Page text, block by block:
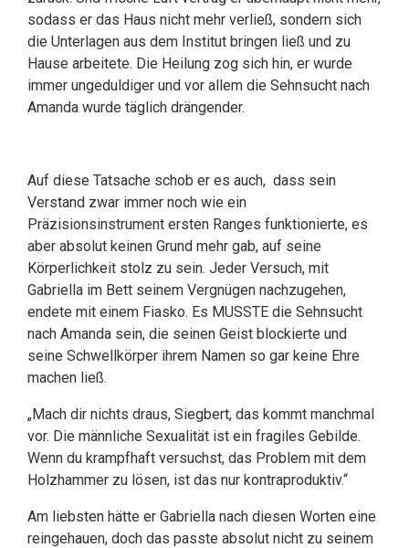
sodass er das Haus nicht mehr verließ, sondern sich
die Unterlagen aus dem Institut bringen ließ und zu
Hause arbeitete. Die Heilung zog sich hin, er wurde
immer ungeduldiger und vor allem die Sehnsucht nach
Amanda wurde täglich drängender.
Auf diese Tatsache schob er es auch, dass sein
Verstand zwar immer noch wie ein
Präzisionsinstrument ersten Ranges funktionierte, es
aber absolut keinen Grund mehr gab, auf seine
Körperlichkeit stolz zu sein. Jeder Versuch, mit
Gabriella im Bett seinem Vergnügen nachzugehen,
endete mit einem Fiasko. Es MUSSTE die Sehnsucht
nach Amanda sein, die seinen Geist blockierte und
seine Schwellkörper ihrem Namen so gar keine Ehre
machen ließ.
„Mach dir nichts draus, Siegbert, das kommt manchmal
vor. Die männliche Sexualität ist ein fragiles Gebilde.
Wenn du krampfhaft versuchst, das Problem mit dem
Holzhammer zu lösen, ist das nur kontraproduktiv.“
Am liebsten hätte er Gabriella nach diesen Worten eine
reingehauen, doch das passte absolut nicht zu seinem